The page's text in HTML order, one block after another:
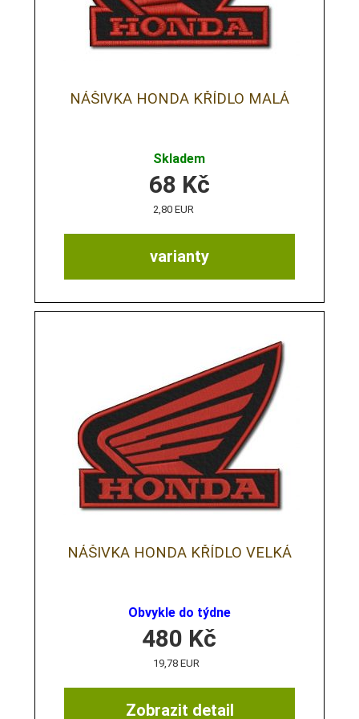
NÁŠIVKA HONDA KŘÍDLO MALÁ
Skladem
varianty
68 Kč
2,80 EUR
NÁŠIVKA HONDA KŘÍDLO VELKÁ
Obvykle do týdne
Zobrazit detail
480 Kč
19,78 EUR